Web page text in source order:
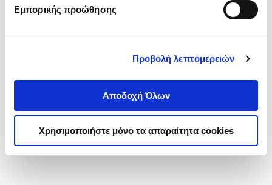
Εμπορικής προώθησης
Προβολή λεπτομερειών
Αποδοχή Όλων
Χρησιμοποιήστε μόνο τα απαραίτητα cookies